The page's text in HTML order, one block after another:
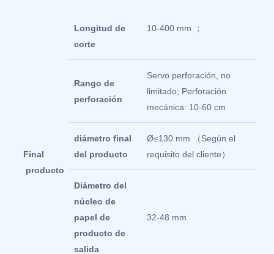
Final
producto
Longitud de
corte
10-400 mm ；
Rango de
perforación
Servo perforación, no
limitado; Perforación
mecánica: 10-60 cm
diámetro final
del producto
Ø≤130 mm （Según el
requisito del cliente）
Diámetro del
núcleo de
papel de
producto de
salida
32-48 mm